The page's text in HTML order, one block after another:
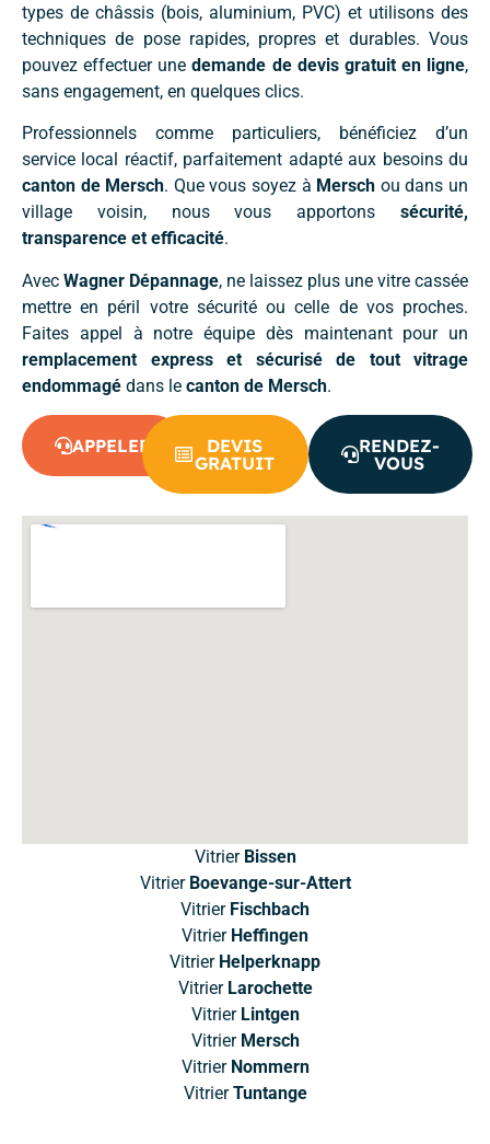
types de châssis (bois, aluminium, PVC) et utilisons des
techniques de pose rapides, propres et durables. Vous
pouvez effectuer unedemande de devis gratuit en ligne,
sans engagement, en quelques clics.
Professionnels comme particuliers, bénéficiez d’un
service local réactif, parfaitement adapté aux besoins du
canton de Mersch. Que vous soyez à Mersch ou dans un
village voisin, nous vous apportons sécurité,
transparence et efficacité.
Avec Wagner Dépannage, ne laissez plus une vitre cassée
mettre en péril votre sécurité ou celle de vos proches.
Faites appel à notre équipe dès maintenant pour un
remplacement express et sécurisé de tout vitrage
endommagé dans le canton de Mersch.
APPELER
DEVIS
GRATUIT
RENDEZ-
VOUS
Vitrier Bissen
Vitrier Boevange-sur-Attert
Vitrier Fischbach
Vitrier Heffingen
Vitrier Helperknapp
Vitrier Larochette
Vitrier Lintgen
Vitrier Mersch
Vitrier Nommern
VitrierTuntange